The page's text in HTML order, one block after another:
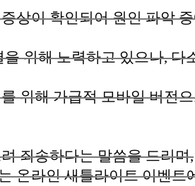
상이 확인되어 원인 파악
위해 노력하고 있으나, 다
위해 가급적 모바일 버전
죄송하다는 말씀을 드리며,
온라인 새틀라이트 이벤트